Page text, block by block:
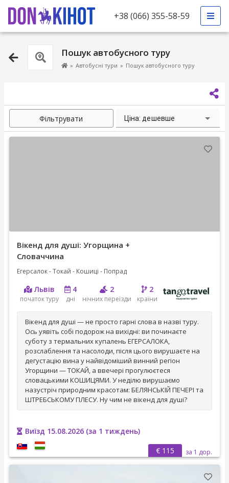
+38 (066) 355-58-59
Пошук автобусного туру
» Автобусні тури » Пошук автобусного туру
Фільтрувати Ціна: дешевше
Вікенд для душі: Угорщина +
Словаччина
Егерсалок - Токай - Кошиці - Попрад
Львів
початок туру
4
дні
2
нічних переїзди
2
країни
Вікенд для душі — не просто гарні слова в назві туру.
Ось уявіть собі подорож на вихідні: ви починаєте
суботу з термальних купалень ЕГЕРСАЛОКА,
розслаблення та насолоди, після цього вирушаєте на
дегустацію вина у найвідоміший винний регіон
Угорщини — ТОКАЙ, а ввечері прогулюєтеся
словацькими КОШИЦЯМИ. У неділю вирушаємо
назустріч природним красотам: БЕЛЯНСЬКІЙ ПЕЧЕРІ та
ШТРЕБСЬКОМУ ПЛЕСУ. Ну чим не вікенд для душі?
Виїзд 15.08.2026 (за 1 тиждень)
€ 115
за 1 дор.